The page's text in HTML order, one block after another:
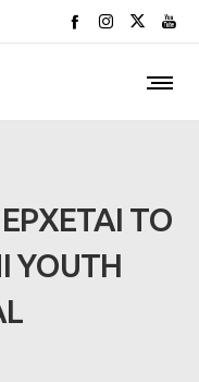
ΤΟ
YOUTH